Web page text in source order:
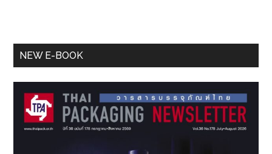
Primary
NEW E-BOOK